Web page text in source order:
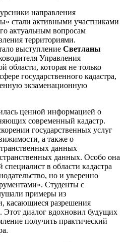
направления
стали активными участниками
актуальным вопросам
территориями.
выступление Светланы
Управления
области, которая не только
государственного кадастра,
экзаменационную
ценной информацией о
современный кадастр.
государственных услуг
а также о
данных
данных. Особо она
в области кадастра
но и уверенно
Студенты с
примеры из
касающиеся разрешения
Этот диалог вдохновил будущих
получить практический